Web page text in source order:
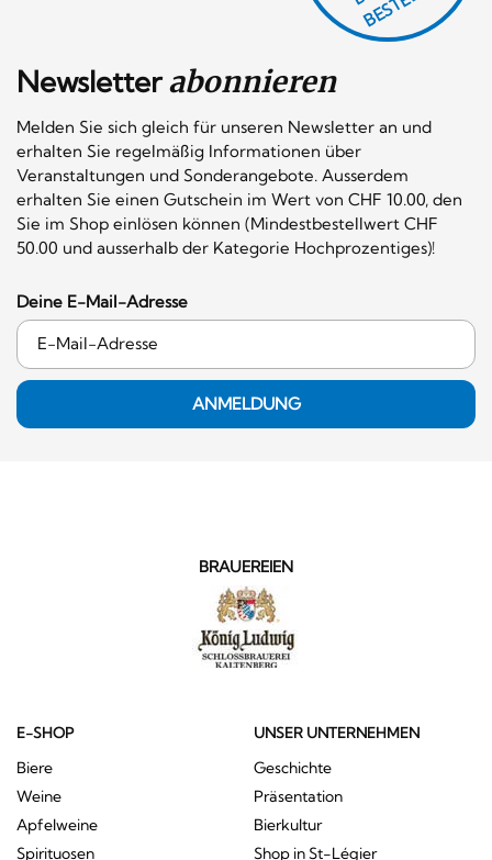
Newsletterabonnieren
Melden Sie sich gleich für unseren Newsletter an und
erhalten Sie regelmäßig Informationen über
Veranstaltungen und Sonderangebote. Ausserdem
erhalten Sie einen Gutschein im Wert von CHF 10.00, den
Sie im Shop einlösen können (Mindestbestellwert CHF
50.00 und ausserhalb der Kategorie Hochprozentiges)!
Deine E-Mail-Adresse
ANMELDUNG
BRAUEREIEN
E-SHOP
Biere
Weine
Apfelweine
Spirituosen
UNSER UNTERNEHMEN
Geschichte
Präsentation
Bierkultur
Shop in St-Légier